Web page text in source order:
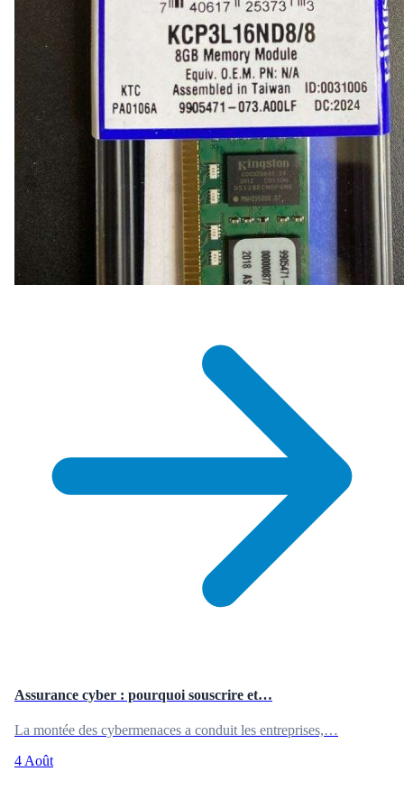
Assurance cyber : pourquoi souscrire et…
La montée des cybermenaces a conduit les entreprises,…
4 Août